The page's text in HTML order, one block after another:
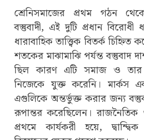
শ্রেনিসমাজের প্রথম গঠন
বস্তুবাদী, এই দুটি প্রধান বিরোধী
ধারাবাহিক তাত্ত্বিক বিতর্ক
শতকের মাঝামাঝি পর্যন্ত বস্তুবাদ
ছিল কারণ এটি সমাজ ও তার
নিজেকে যুক্ত করেনি। মার্কস
এগুলিকে অন্তর্ভুক্ত করার জন্য
রূপান্তর করেছিলেন। রাজনৈতিক
প্রথমে কার্যকরী হয়ে,